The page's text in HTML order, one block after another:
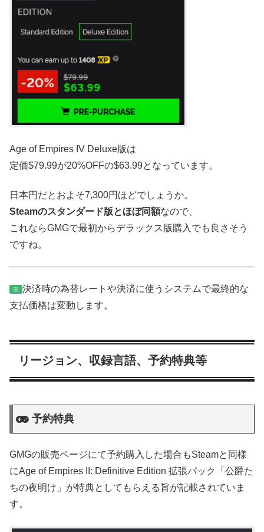
Age of Empires IV Deluxe版は
定価$79.99が20%OFFの$63.99となっています。
日本円だとおよそ7,300円ほどでしょうか。
Steamのスタンダード版とほぼ同額なので、
これならGMGで最初からデラックス版購入でも良さそう
ですね。
※ 決済時の為替レートや決済に使うシステムで最終的な
支払価格は変動します。
リージョン、収録言語、予約特典等
予約特典
GMGの販売ページにて予約購入した場合もSteamと同様
にAge of Empires II: Definitive Edition 拡張パック「公爵た
ちの夜明け」が特典としてもらえる旨が記載されていま
す。